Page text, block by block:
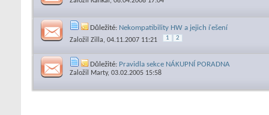
Důležité: Nekompatibility HW a jejich řešení
Založil Zilla, 04.11.2007 11:21 1 2
Důležité: Pravidla sekce NÁKUPNÍ PORADNA
Založil Marty, 03.02.2005 15:58